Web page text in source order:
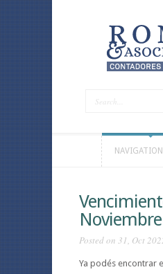
Posted on 31, Oct
Ya podés encontrar